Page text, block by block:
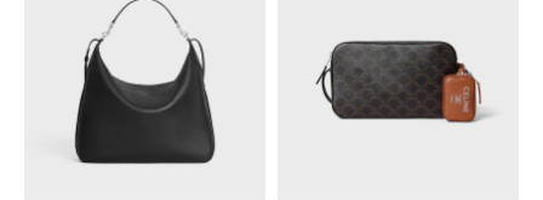
亞洲（國家/地區）
中國大陸
澳門特別行政區
香港特別行政區
台灣地區